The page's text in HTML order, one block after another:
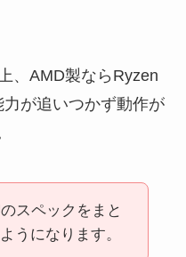
、AMD製ならRyzen
が追いつかず動作が
スペックをまと
うになります。